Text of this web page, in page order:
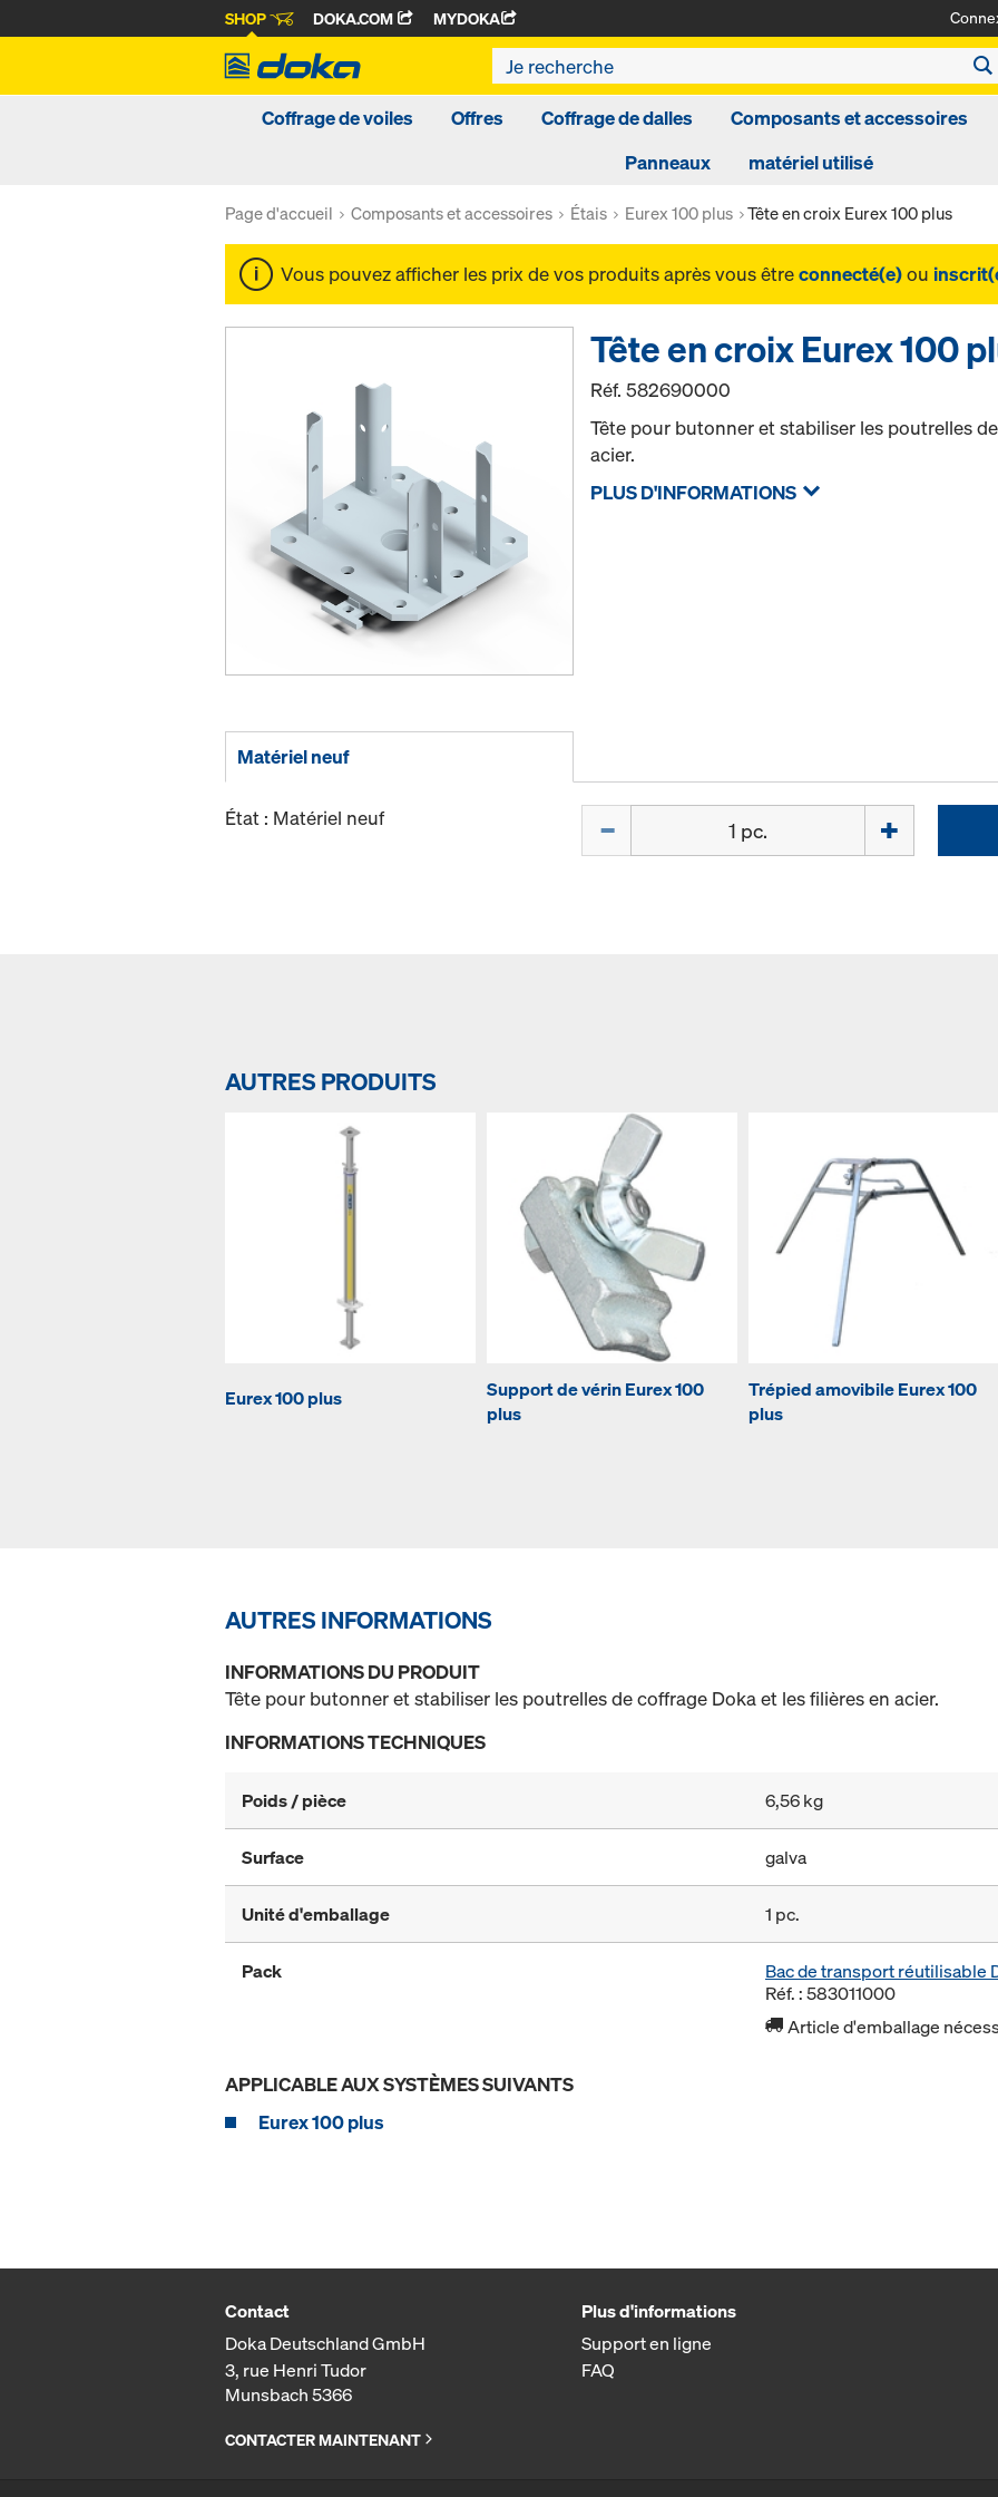
SHOP DOKA.COM MYDOKA
Coffrage de voiles Offres Coffrage de dalles Composants et accessoires
Panneaux
matériel utilisé
Page d'accueil Composants et accessoires Étais Eurex 100 plus Tête en croix Eurex 100 plus
Vous pouvez afficher les prix de vos produits après vous êtreconnecté(e)ou
Tête en croix Eurex 100
Réf.582690000
Tête pour butonner et stabiliser les poutrelles
acier.
PLUS D'INFORMATIONS
Matériel neuf
État : Matériel neuf
AUTRES PRODUITS
Eurex 100 plus
Support de vérin Eurex 100
plus
Trépied amovibile Eurex 100
plus
AUTRES INFORMATIONS
INFORMATIONS DU PRODUIT
Tête pour butonner et stabiliser les poutrelles de coffrage Doka et les filières en acier.
INFORMATIONS TECHNIQUES
Poids / pièce 6,56 kg
Surface galva
Unité d'emballage 1 pc.
Pack
Bac de transport réutilisable
Réf. : 583011000
Article d'emballage
APPLICABLE AUX SYSTÈMES SUIVANTS
Eurex 100 plus
Contact
Doka Deutschland GmbH
3, rue Henri Tudor
Munsbach 5366
CONTACTER MAINTENANT
Plus d'informations
Support en ligne
FAQ